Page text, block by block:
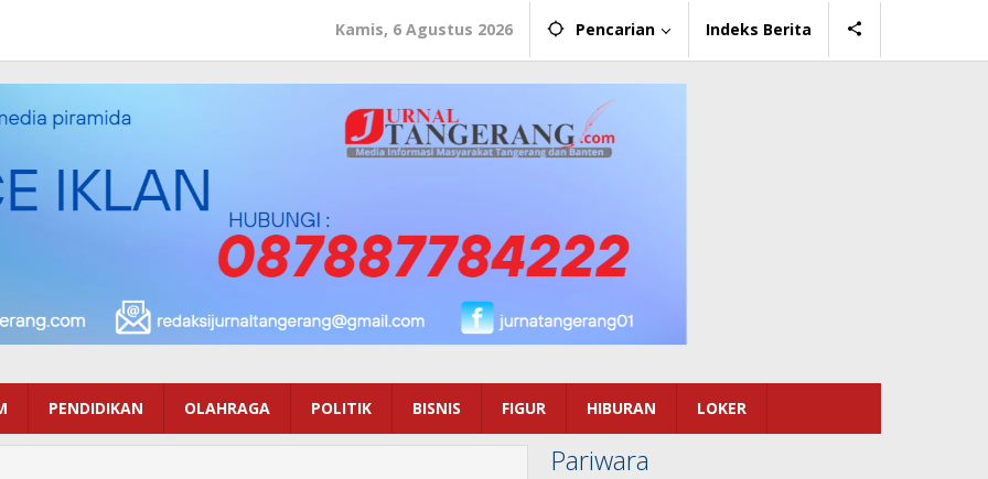
Kamis, 6 Agustus 2026 Pencarian Indeks Berita
PENDIDIKAN OLAHRAGA POLITIK BISNIS FIGUR HIBURAN LOKER
Pariwara